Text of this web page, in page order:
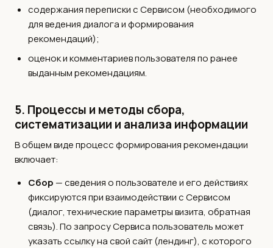
содержания переписки с Сервисом (необходимого
для ведения диалога и формирования
рекомендаций);
оценок и комментариев пользователя по ранее
выданным рекомендациям.
5. Процессы и методы сбора,
систематизации и анализа информации
В общем виде процесс формирования рекомендации
включает:
Сбор — сведения о пользователе и его действиях
фиксируются при взаимодействии с Сервисом
(диалог, технические параметры визита, обратная
связь). По запросу Сервиса пользователь может
указать ссылку на свой сайт (лендинг), с которого